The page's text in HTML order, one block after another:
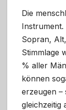
Die
Instrument.
Sopran,
Stimmlage
% aller
können
erzeugen –
gleichzeitig